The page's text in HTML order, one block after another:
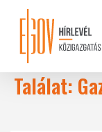
content
Találat: